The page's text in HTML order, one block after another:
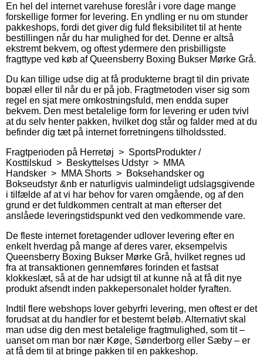
En hel del internet varehuse foreslår i vore dage mange
forskellige former for levering. En yndling er nu om stunder
pakkeshops, fordi det giver dig fuld fleksibilitet til at hente
bestillingen når du har mulighed for det. Denne er altså
ekstremt bekvem, og oftest ydermere den prisbilligste
fragttype ved køb af Queensberry Boxing Bukser Mørke Grå.
Du kan tillige udse dig at få produkterne bragt til din private
bopæl eller til når du er på job. Fragtmetoden viser sig som
regel en sjat mere omkostningsfuld, men endda super
bekvem. Den mest betalelige form for levering er uden tvivl
at du selv henter pakken, hvilket dog står og falder med at du
befinder dig tæt på internet forretningens tilholdssted.
Fragtperioden på Herretøj > SportsProdukter /
Kosttilskud > Beskyttelses Udstyr > MMA
Handsker > MMA Shorts > Boksehandsker og
Bokseudstyr &nb er naturligvis ualmindeligt udslagsgivende
i tilfælde af at vi har behov for varen omgående, og af den
grund er det fuldkommen centralt at man efterser det
anslåede leveringstidspunkt ved den vedkommende vare.
De fleste internet foretagender udlover levering efter en
enkelt hverdag på mange af deres varer, eksempelvis
Queensberry Boxing Bukser Mørke Grå, hvilket regnes ud
fra at transaktionen gennemføres forinden et fastsat
klokkeslæt, så at de har udsigt til at kunne nå at få dit nye
produkt afsendt inden pakkepersonalet holder fyraften.
Indtil flere webshops lover gebyrfri levering, men oftest er det
forudsat at du handler for et bestemt beløb. Alternativt skal
man udse dig den mest betalelige fragtmulighed, som tit –
uanset om man bor nær Køge, Sønderborg eller Sæby – er
at få dem til at bringe pakken til en pakkeshop.